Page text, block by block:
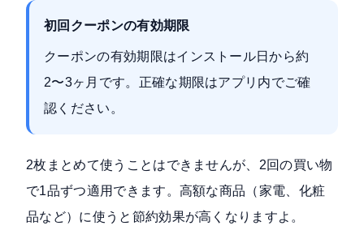
初回クーポンの有効期限
クーポンの有効期限はインストール日から約
2〜3ヶ月です。正確な期限はアプリ内でご確
認ください。
2枚まとめて使うことはできませんが、2回の買い物
で1品ずつ適用できます。高額な商品（家電、化粧
品など）に使うと節約効果が高くなりますよ。